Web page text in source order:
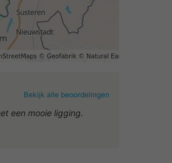
Bekijk alle beoordelingen
een mooie ligging.